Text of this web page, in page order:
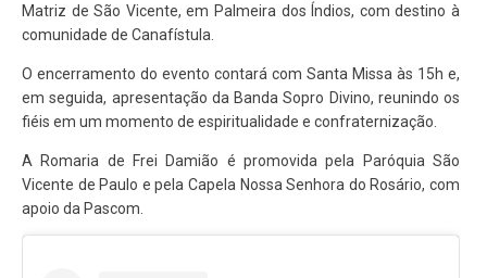
Matriz de São Vicente, em Palmeira dos Índios, com destino à
comunidade de Canafístula.
O encerramento do evento contará com Santa Missa às 15h e,
em seguida, apresentação da Banda Sopro Divino, reunindo os
fiéis em um momento de espiritualidade e confraternização.
A Romaria de Frei Damião é promovida pela Paróquia São
Vicente de Paulo e pela Capela Nossa Senhora do Rosário, com
apoio da Pascom.